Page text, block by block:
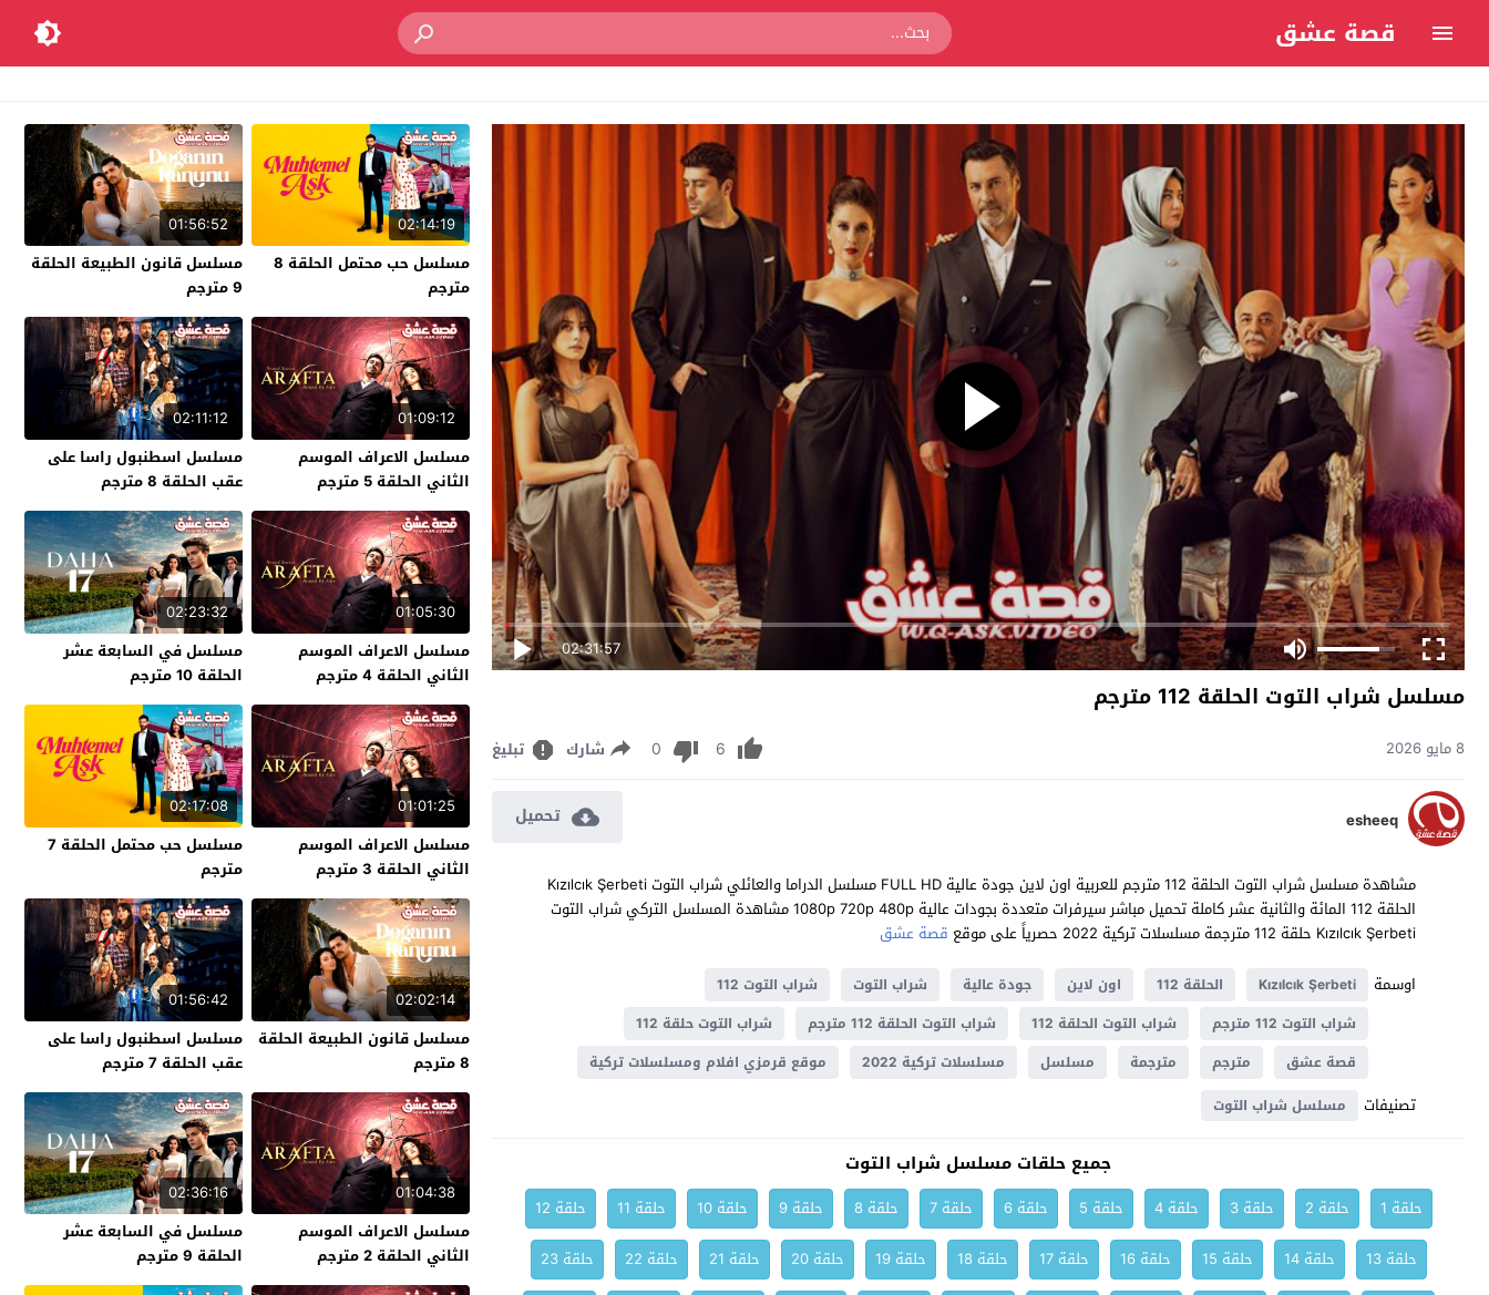
قصة عشق
02:31:57
مسلسل شراب التوت الحلقة 112 مترجم
8 مايو 2026 6
0 شارك تبليغ
esheeq تحميل
مشاهدة مسلسل شراب التوت الحلقة 112 مترجم للعربية اون لاين جودة عالية FULL HD مسلسل الدراما والعائلي شراب التوت Kızılcık Şerbeti
الحلقة 112 المائة والثانية عشر كاملة تحميل مباشر سيرفرات متعددة بجودات عالية 1080p 720p 480p مشاهدة المسلسل التركي شراب التوت
Kızılcık Şerbeti حلقة 112 مترجمة مسلسلات تركية 2022 حصرياً على موقع
قصة عشق
اوسمة
Kızılcık Şerbeti الحلقة 112 اون لاين جودة عالية شراب التوت
شراب التوت 112
شراب التوت 112 مترجم
شراب التوت الحلقة 112 شراب التوت الحلقة 112 مترجم
شراب التوت حلقة 112
قصة عشق
مترجم مترجمة مسلسل مسلسلات تركية 2022 موقع قرمزي افلام ومسلسلات تركية
تصنيفات مسلسل شراب التوت
جميع حلقات مسلسل شراب التوت
حلقة 1 حلقة 2 حلقة 3 حلقة 4 حلقة 5 حلقة 6 حلقة 7 حلقة 8 حلقة 9 حلقة 10 حلقة 11
حلقة 12
حلقة 13
حلقة 14 حلقة 15 حلقة 16 حلقة 17 حلقة 18 حلقة 19 حلقة 20 حلقة 21 حلقة 22
حلقة 23
02:14:19
مسلسل حب محتمل الحلقة 8
مترجم
01:56:52
مسلسل قانون الطبيعة الحلقة
9 مترجم
01:09:12
مسلسل الاعراف الموسم
الثاني الحلقة 5 مترجم
02:11:12
مسلسل اسطنبول راسا على
عقب الحلقة 8 مترجم
01:05:30
مسلسل الاعراف الموسم
الثاني الحلقة 4 مترجم
02:23:32
مسلسل في السابعة عشر
الحلقة 10 مترجم
01:01:25
مسلسل الاعراف الموسم
الثاني الحلقة 3 مترجم
02:17:08
مسلسل حب محتمل الحلقة 7
مترجم
02:02:14
مسلسل قانون الطبيعة الحلقة
8 مترجم
01:56:42
مسلسل اسطنبول راسا على
عقب الحلقة 7 مترجم
01:04:38
مسلسل الاعراف الموسم
الثاني الحلقة 2 مترجم
02:36:16
مسلسل في السابعة عشر
الحلقة 9 مترجم